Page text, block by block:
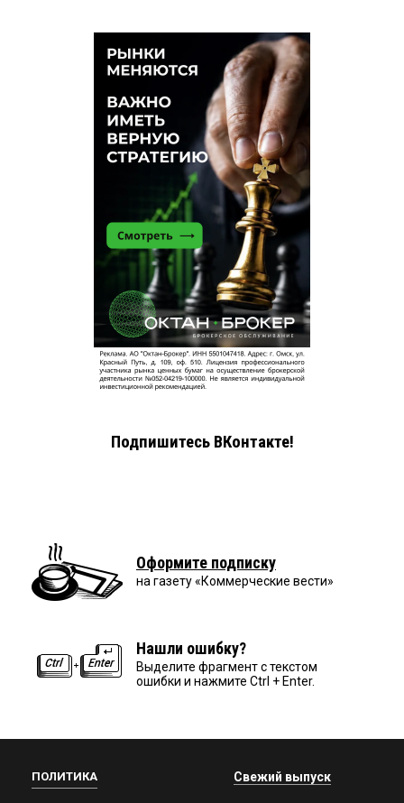
Подпишитесь ВКонтакте!
Оформите подписку
на газету «Коммерческие вести»
Нашли ошибку?
Выделите фрагмент с текстом
ошибки и нажмите Ctrl + Enter.
ПОЛИТИКА Свежий выпуск